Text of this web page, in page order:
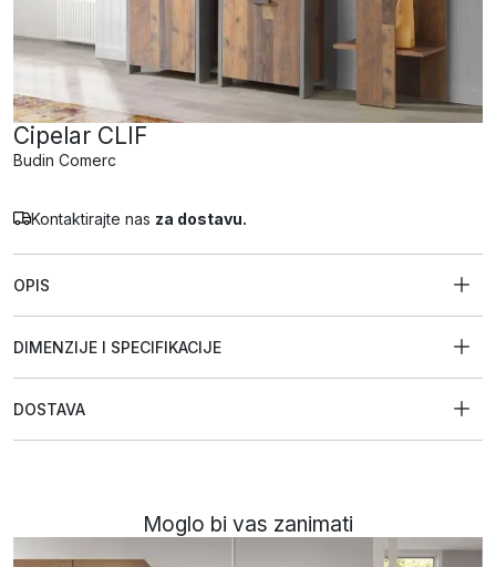
Cipelar CLIF
Budin Comerc
Kontaktirajte nas za dostavu.
OPIS
DIMENZIJE I SPECIFIKACIJE
DOSTAVA
Moglo bi vas zanimati